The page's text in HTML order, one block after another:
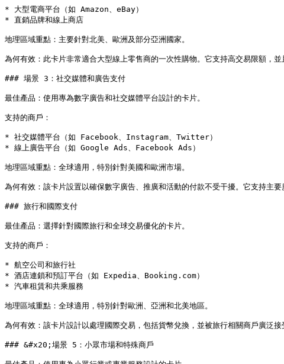
* 大型電商平台（如 Amazon、eBay）
* 直銷品牌和線上商店
地理區域重點：主要針對北美、歐洲及部分亞洲國家。
為何有效：此卡片非常適合大型線上零售商的一次性購物。它支持高交易限額，並
### 場景 3：社交媒體和廣告支付
最佳產品：使用專為數字廣告和社交媒體平台設計的卡片。
支持的商戶：
* 社交媒體平台（如 Facebook、Instagram、Twitter）
* 線上廣告平台（如 Google Ads、Facebook Ads）
地理區域重點：全球適用，特別針對美國和歐洲市場。
為何有效：該卡片設置以確保數字廣告、推廣和活動的付款不受干擾。它支持主要
### 旅行和國際支付
最佳產品：選擇針對國際旅行和全球交易優化的卡片。
支持的商戶：
* 航空公司和旅行社
* 酒店連鎖和預訂平台（如 Expedia、Booking.com）
* 汽車租賃和共乘服務
地理區域重點：全球適用，特別針對歐洲、亞洲和北美地區。
為何有效：該卡片設計以處理國際交易，包括貨幣兌換，並被旅行相關商戶廣泛接
### &#x20;場景 5：小眾市場和特殊商戶